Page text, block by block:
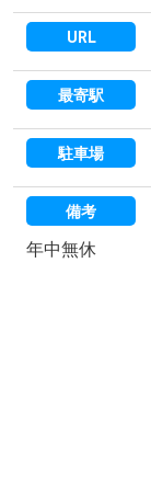
URL
最寄駅
駐車場
備考
年中無休